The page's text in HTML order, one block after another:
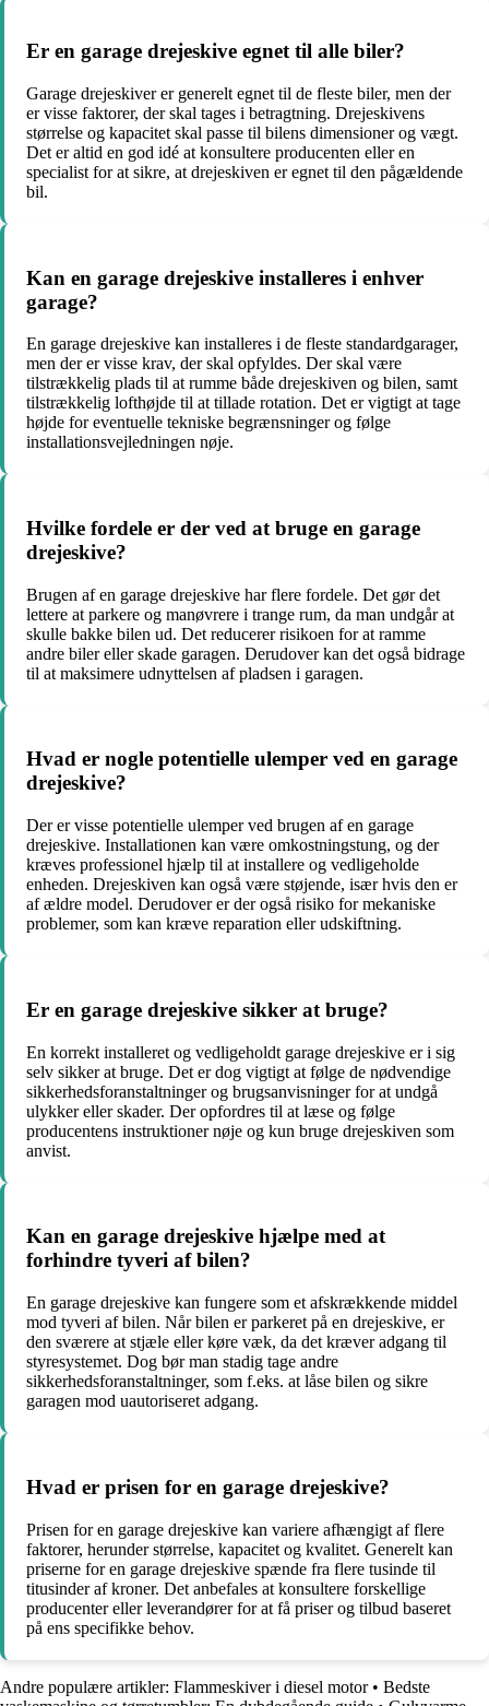
Er en garage drejeskive egnet til alle biler?
Garage drejeskiver er generelt egnet til de fleste biler, men der
er visse faktorer, der skal tages i betragtning. Drejeskivens
størrelse og kapacitet skal passe til bilens dimensioner og vægt.
Det er altid en god idé at konsultere producenten eller en
specialist for at sikre, at drejeskiven er egnet til den pågældende
bil.
Kan en garage drejeskive installeres i enhver
garage?
En garage drejeskive kan installeres i de fleste standardgarager,
men der er visse krav, der skal opfyldes. Der skal være
tilstrækkelig plads til at rumme både drejeskiven og bilen, samt
tilstrækkelig lofthøjde til at tillade rotation. Det er vigtigt at tage
højde for eventuelle tekniske begrænsninger og følge
installationsvejledningen nøje.
Hvilke fordele er der ved at bruge en garage
drejeskive?
Brugen af en garage drejeskive har flere fordele. Det gør det
lettere at parkere og manøvrere i trange rum, da man undgår at
skulle bakke bilen ud. Det reducerer risikoen for at ramme
andre biler eller skade garagen. Derudover kan det også bidrage
til at maksimere udnyttelsen af pladsen i garagen.
Hvad er nogle potentielle ulemper ved en garage
drejeskive?
Der er visse potentielle ulemper ved brugen af en garage
drejeskive. Installationen kan være omkostningstung, og der
kræves professionel hjælp til at installere og vedligeholde
enheden. Drejeskiven kan også være støjende, især hvis den er
af ældre model. Derudover er der også risiko for mekaniske
problemer, som kan kræve reparation eller udskiftning.
Er en garage drejeskive sikker at bruge?
En korrekt installeret og vedligeholdt garage drejeskive er i sig
selv sikker at bruge. Det er dog vigtigt at følge de nødvendige
sikkerhedsforanstaltninger og brugsanvisninger for at undgå
ulykker eller skader. Der opfordres til at læse og følge
producentens instruktioner nøje og kun bruge drejeskiven som
anvist.
Kan en garage drejeskive hjælpe med at
forhindre tyveri af bilen?
En garage drejeskive kan fungere som et afskrækkende middel
mod tyveri af bilen. Når bilen er parkeret på en drejeskive, er
den sværere at stjæle eller køre væk, da det kræver adgang til
styresystemet. Dog bør man stadig tage andre
sikkerhedsforanstaltninger, som f.eks. at låse bilen og sikre
garagen mod uautoriseret adgang.
Hvad er prisen for en garage drejeskive?
Prisen for en garage drejeskive kan variere afhængigt af flere
faktorer, herunder størrelse, kapacitet og kvalitet. Generelt kan
priserne for en garage drejeskive spænde fra flere tusinde til
titusinder af kroner. Det anbefales at konsultere forskellige
producenter eller leverandører for at få priser og tilbud baseret
på ens specifikke behov.
Andre populære artikler: Flammeskiver i diesel motor• Bedste